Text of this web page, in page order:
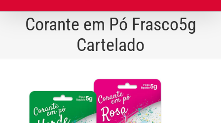
Corante em Pó Frasco5g
Cartelado